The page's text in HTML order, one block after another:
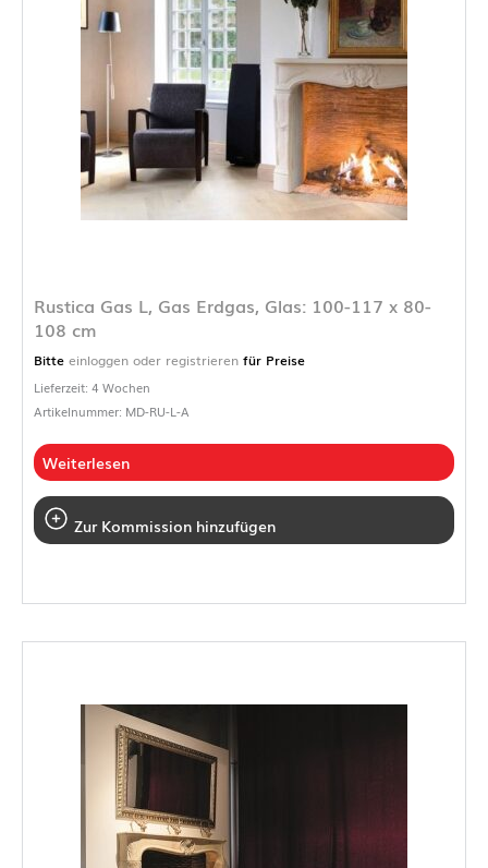
Rustica Gas L, Gas Erdgas, Glas: 100-117 x 80-
108 cm
Bitte einloggen oder registrieren für Preise
Lieferzeit: 4 Wochen
Artikelnummer: MD-RU-L-A
Weiterlesen
Zur Kommission hinzufügen